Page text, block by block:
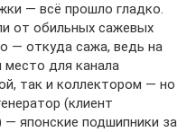
— всё прошло гладко.
от обильных сажевых
— откуда сажа, ведь на
место для канала
так и коллектором — но
(клиент
— японские подшипники за